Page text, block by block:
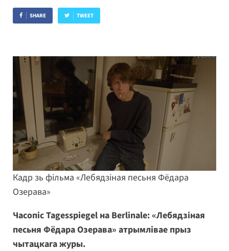
SHARE TWEET
Кадр зь фільма «Лебядзіная песьня Фёдара
Озерава»
Часопіс Tagesspiegel на Berlinale: «Лебядзіная
песьня Фёдара Озерава» атрымлівае прыз
чытацкага журы.